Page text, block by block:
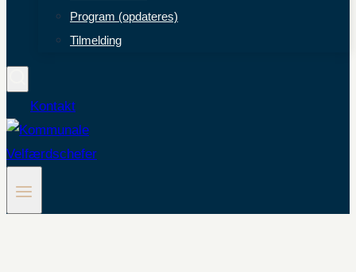
Program (opdateres)
Tilmelding
Kontakt